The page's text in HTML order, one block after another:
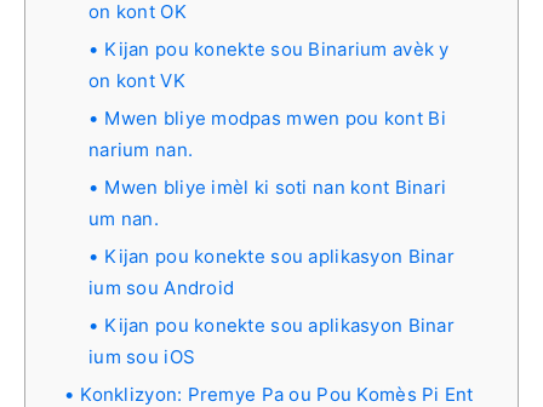
on kont OK
Kijan pou konekte sou Binarium avèk y
on kont VK
Mwen bliye modpas mwen pou kont Bi
narium nan.
Mwen bliye imèl ki soti nan kont Binari
um nan.
Kijan pou konekte sou aplikasyon Binar
ium sou Android
Kijan pou konekte sou aplikasyon Binar
ium sou iOS
Konklizyon: Premye Pa ou Pou Komès Pi Ent